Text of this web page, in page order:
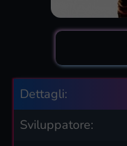
Dettagli:
Sviluppatore: